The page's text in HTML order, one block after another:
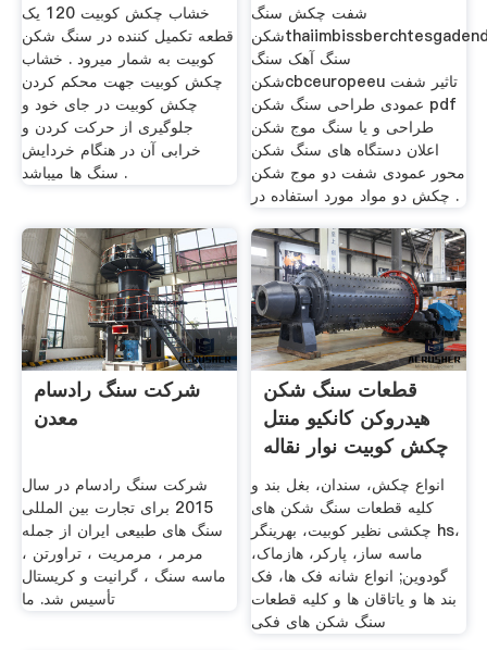
خشاب چکش کوبیت 120 یک
قطعه تکمیل کننده در سنگ شکن
کوبیت به شمار میرود . خشاب
چکش کوبیت جهت محکم کردن
چکش کوبیت در جای خود و
جلوگیری از حرکت کردن و
خرابی آن در هنگام خردایش
سنگ ها میباشد .
شفت چکش سنگ
شکنthaiimbissberchtesgadende
سنگ آهک سنگ
شکنcbceuropeeu تاثیر شفت
عمودی طراحی سنگ شکن pdf
طراحی و یا سنگ موج شکن
اعلان دستگاه های سنگ شکن
محور عمودی شفت دو موج شکن
چکش دو مواد مورد استفاده در .
شرکت سنگ رادسام
معدن
شرکت سنگ رادسام در سال
2015 برای تجارت بین المللی
سنگ های طبیعی ایران از جمله
مرمر ، مرمریت ، تراورتن ،
ماسه سنگ ، گرانیت و کریستال
تأسیس شد. ما
قطعات سنگ شکن
هیدروکن کانکیو منتل
چکش کوبیت نوار نقاله
انواع چکش، سندان، بغل بند و
کلیه قطعات سنگ شکن های
چکشی نظیر کوبیت، بهرینگر hs،
ماسه ساز، پارکر، هازماک،
گودوین; انواع شانه فک ها، فک
بند ها و یاتاقان ها و کلیه قطعات
سنگ شکن های فکی